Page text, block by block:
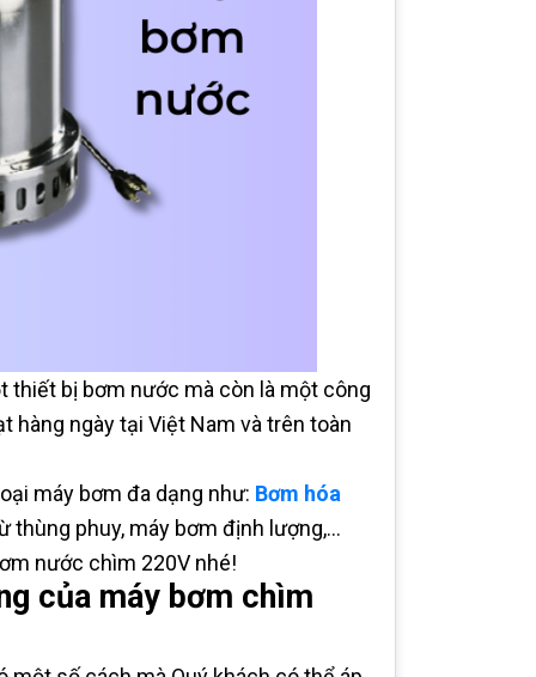
thiết bị bơm nước mà còn là một công
hàng ngày tại Việt Nam và trên toàn
máy bơm đa dạng như: Bơm hóa
phuy, máy bơm định lượng,...
nước chìm 220V nhé!
của máy bơm chìm